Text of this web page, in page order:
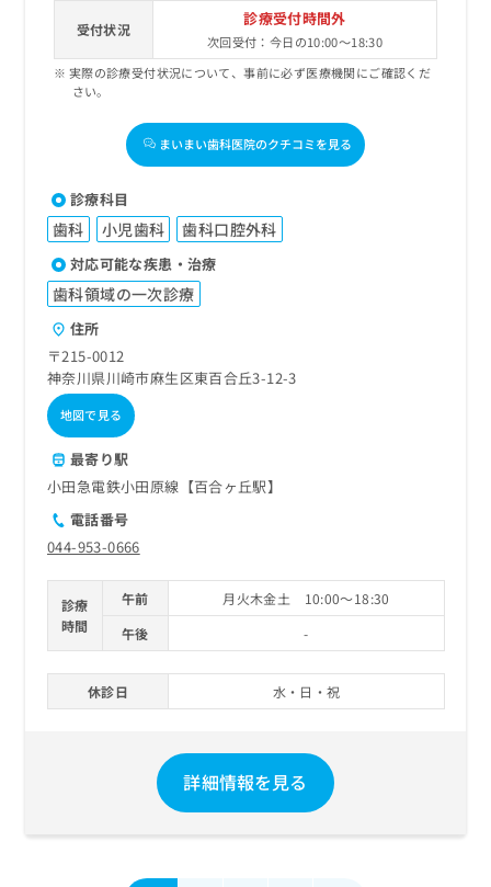
受付状況
診療受付時間外
次回受付：今日の10:00～18:30
実際の診療受付状況について、事前に必ず医療機関にご確認くだ
さい。
まいまい歯科医院のクチコミを見る
診療科目
歯科 小児歯科 歯科口腔外科
対応可能な疾患・治療
歯科領域の一次診療
住所
〒215-0012
神奈川県川崎市麻生区東百合丘3-12-3
地図で見る
最寄り駅
小田急電鉄小田原線【百合ヶ丘駅】
電話番号
044-953-0666
診療
時間
午前
月火木金土 10:00～18:30
午後
-
休診日 水・日・祝
詳細情報を見る